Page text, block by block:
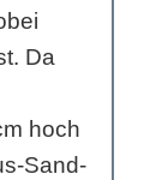
Da
hoch
Sand-